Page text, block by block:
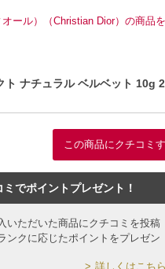
ール）（Christian Dior）の商品
ト ナチュラル ベルベット 10g
この商品にクチコミ
ミでポイントプレゼント！
いただいた商品にクチコミを投稿
ンクに応じたポイントをプレゼン
詳しくはこちら